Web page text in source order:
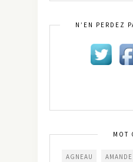
N’EN PERDEZ
MOT
AGNEAU AMANDE